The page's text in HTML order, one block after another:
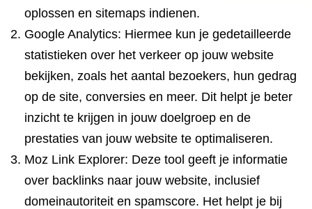
oplossen en sitemaps indienen.
Google Analytics: Hiermee kun je gedetailleerde
statistieken over het verkeer op jouw website
bekijken, zoals het aantal bezoekers, hun gedrag
op de site, conversies en meer. Dit helpt je beter
inzicht te krijgen in jouw doelgroep en de
prestaties van jouw website te optimaliseren.
Moz Link Explorer: Deze tool geeft je informatie
over backlinks naar jouw website, inclusief
domeinautoriteit en spamscore. Het helpt je bij